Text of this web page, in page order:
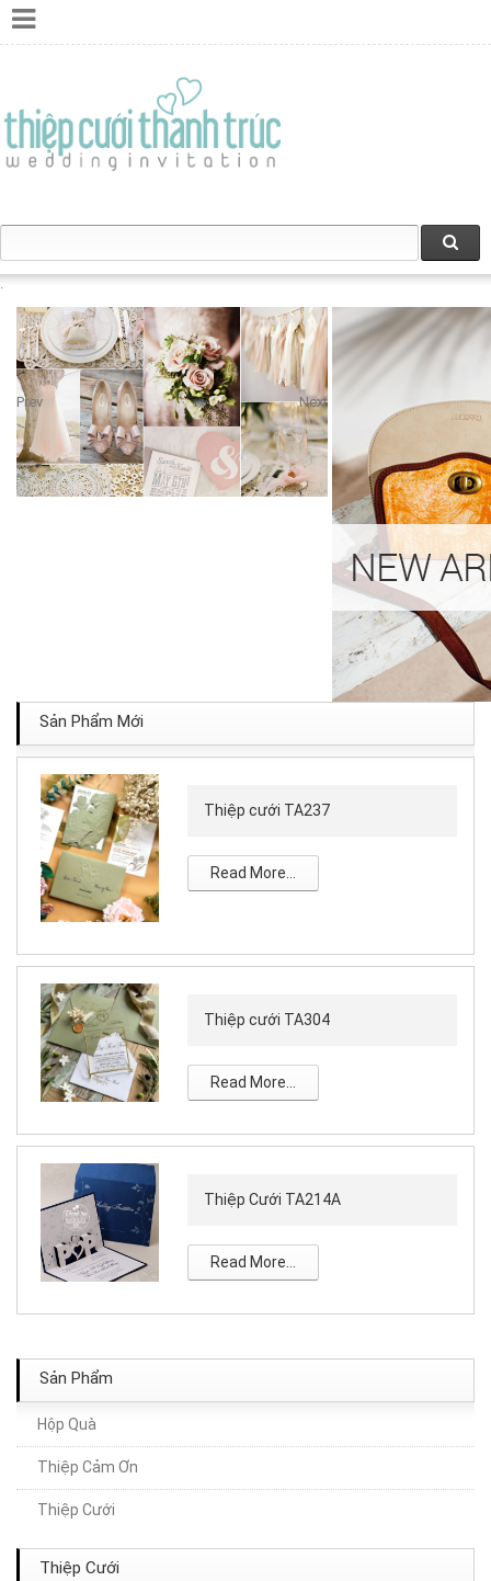
Prev Next
Sản Phẩm Mới
Thiệp cưới TA237
Read More...
Thiệp cưới TA304
Read More...
Thiệp Cưới TA214A
Read More...
Sản Phẩm
Hộp Quà
Thiệp Cảm Ơn
Thiệp Cưới
Thiệp Cưới
Thiệp cưới TA314
Thiệp Cưới TA100